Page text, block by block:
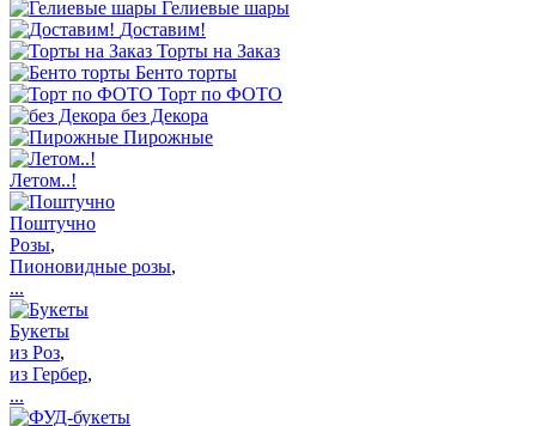
Гелиевые шары
Доставим!
Торты на Заказ
Бенто торты
Торт по ФОТО
без Декора
Пирожные
Летом..!
Поштучно
Розы,
Пионовидные розы,
...
Букеты
из Роз,
из Гербер,
...